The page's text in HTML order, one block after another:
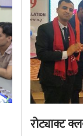
रोट्याक्ट